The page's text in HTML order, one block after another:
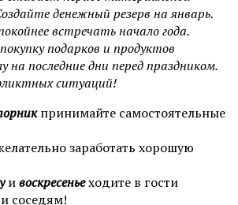
денежный резерв на январь.
встречать начало года.
подарков и продуктов
на последние дни перед праздником.
ситуаций!
принимайте самостоятельные
заработать хорошую
ивоскресеньеходите в гости
соседям!